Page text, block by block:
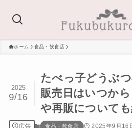
ホーム 食品・飲食店
たべっ子どうぶ
販売日はいつか
や再販についても
2025
9/16
広告 食品・飲食店 2025年9月16